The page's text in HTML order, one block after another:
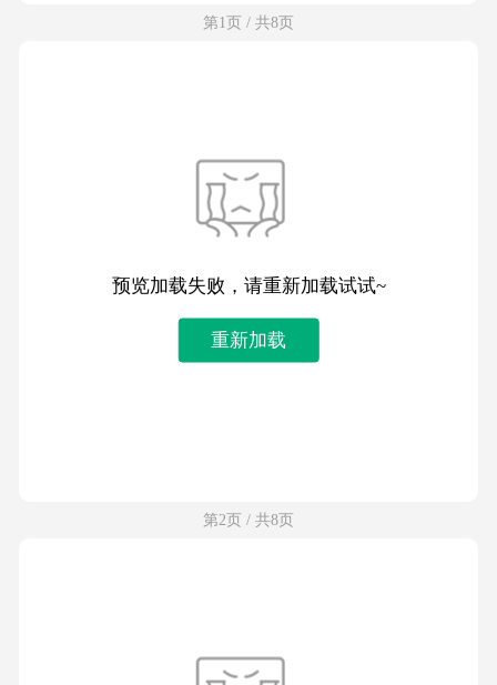
第1页 / 共8页
预览加载失败，请重新加载试试~
重新加载
第2页 / 共8页